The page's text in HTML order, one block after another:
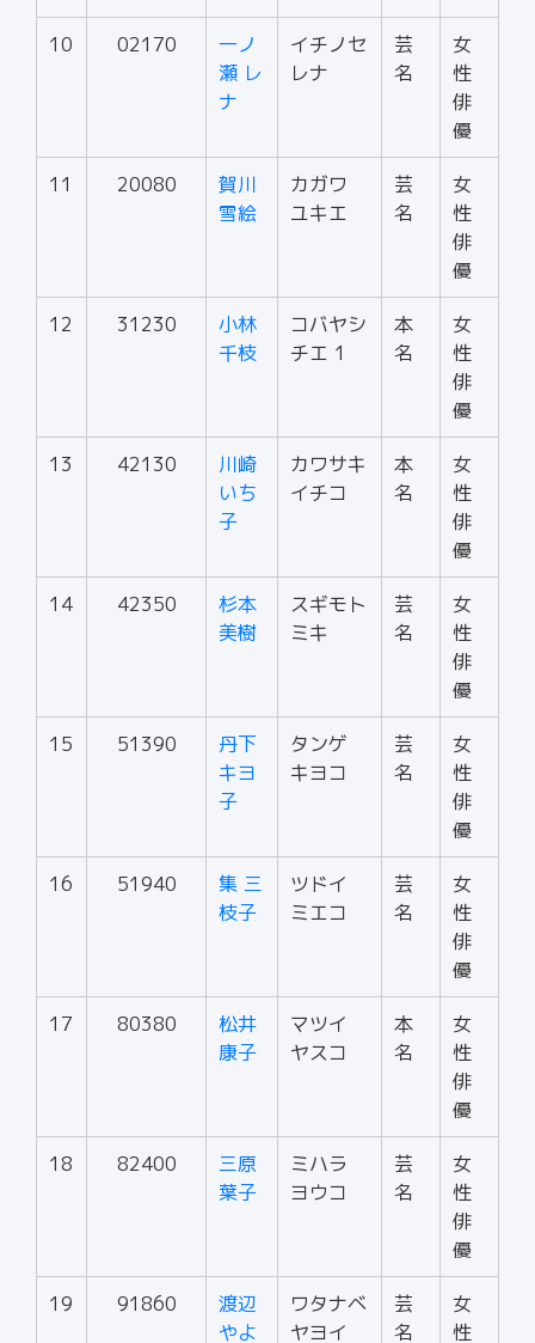
10 02170
一ノ
瀬 レ
ナ
イチノセ
レナ
芸
名
女
性
俳
優
11 20080
賀川
雪絵
カガワ
ユキエ
芸
名
女
性
俳
優
12 31230
小林
千枝
コバヤシ
チエ 1
本
名
女
性
俳
優
13 42130
川崎
いち
子
カワサキ
イチコ
本
名
女
性
俳
優
14 42350
杉本
美樹
スギモト
ミキ
芸
名
女
性
俳
優
15 51390
丹下
キヨ
子
タンゲ
キヨコ
芸
名
女
性
俳
優
16 51940
集 三
枝子
ツドイ
ミエコ
芸
名
女
性
俳
優
17 80380
松井
康子
マツイ
ヤスコ
本
名
女
性
俳
優
18 82400
三原
葉子
ミハラ
ヨウコ
芸
名
女
性
俳
優
19 91860
渡辺
やよ
ワタナベ
ヤヨイ
芸
名
女
性